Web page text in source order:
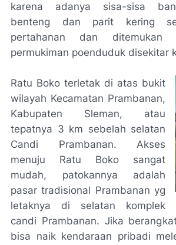
karena adanya sisa-sisa
benteng dan parit kering
pertahanan dan ditemukan
permukiman poenduduk disekitar
Ratu Boko terletak di atas bukit
wilayah Kecamatan Prambanan,
Kabupaten Sleman, atau
tepatnya 3 km sebelah selatan
Candi Prambanan. Akses
menuju Ratu Boko sangat
mudah, patokannya adalah
pasar tradisional Prambanan yg
letaknya di selatan komplek
candi Prambanan. Jika
bisa naik kendaraan pribadi